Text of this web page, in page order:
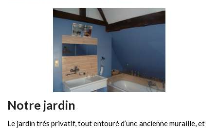
Notre jardin
Le jardin très privatif, tout entouré d’une ancienne muraille, et